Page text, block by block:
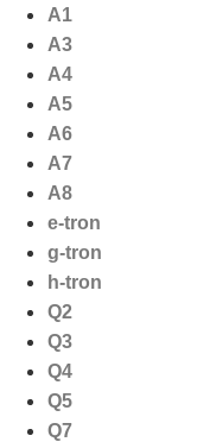
naar
inhoud
A1
A3
A4
A5
A6
A7
A8
e-tron
g-tron
h-tron
Q2
Q3
Q4
Q5
Q7